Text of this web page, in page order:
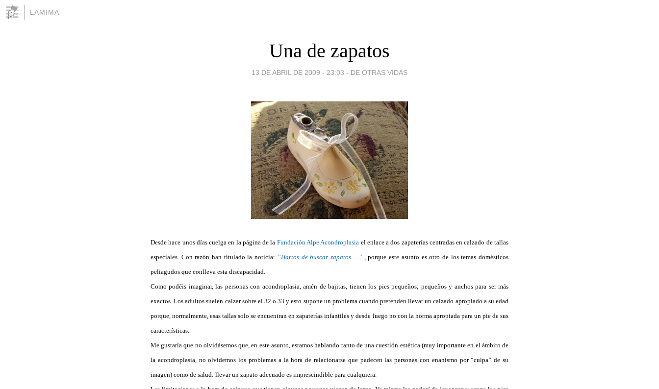
LAMIMA
Una de zapatos
13 DE ABRIL DE 2009 - 23:03 - DE OTRAS VIDAS
Desde hace unos días cuelga en la página de la Fundación Alpe Acondroplasia el enlace a dos zapaterías centradas en calzado de tallas
especiales. Con razón han titulado la noticia: “Hartos de buscar zapatos….” , porque este asunto es otro de los temas domésticos
peliagudos que conlleva esta discapacidad.
Como podéis imaginar, las personas con acondroplasia, amén de bajitas, tienen los pies pequeños; pequeños y anchos para ser más
exactos. Los adultos suelen calzar sobre el 32 o 33 y esto supone un problema cuando pretenden llevar un calzado apropiado a su edad
porque, normalmente, esas tallas solo se encuentran en zapaterías infantiles y desde luego no con la horma apropiada para un pie de sus
características.
Me gustaría que no olvidásemos que, en este asunto, estamos hablando tanto de una cuestión estética (muy importante en el ámbito de
la acondroplasia, no olvidemos los problemas a la hora de relacionarse que padecen las personas con enanismo por “culpa” de su
imagen) como de salud: llevar un zapato adecuado es imprescindible para cualquiera.